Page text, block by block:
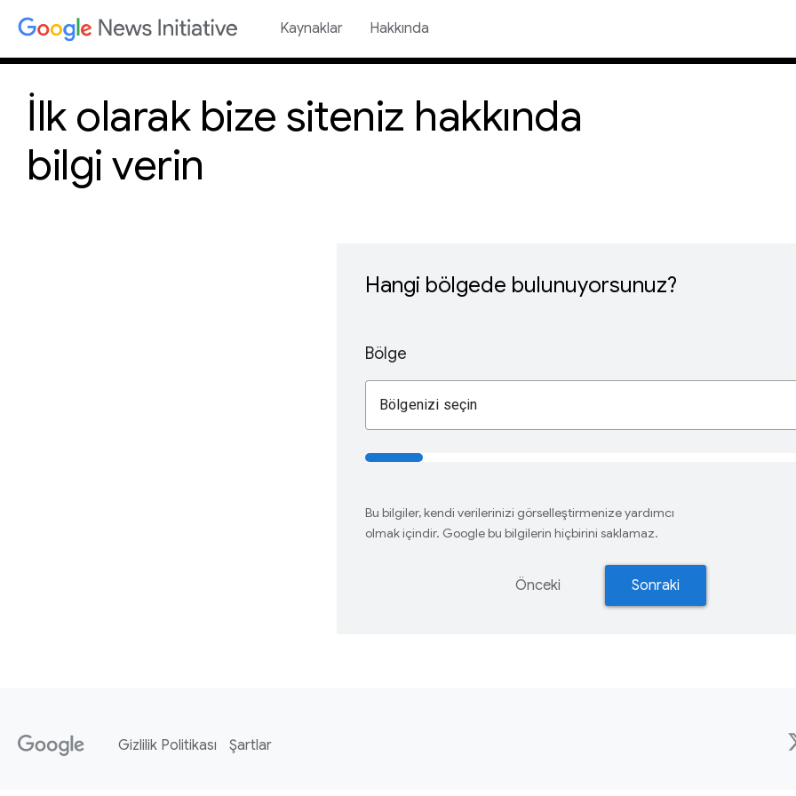
Kaynaklar Hakkında
İlk olarak bize siteniz hakkında
bilgi verin
Hangi bölgede bulunuyorsunuz?
Bölge
Bölgenizi seçin
Bu bilgiler, kendi verilerinizi görselleştirmenize yardımcı
olmak içindir. Google bu bilgilerin hiçbirini saklamaz.
Önceki Sonraki
Gizlilik Politikası Şartlar